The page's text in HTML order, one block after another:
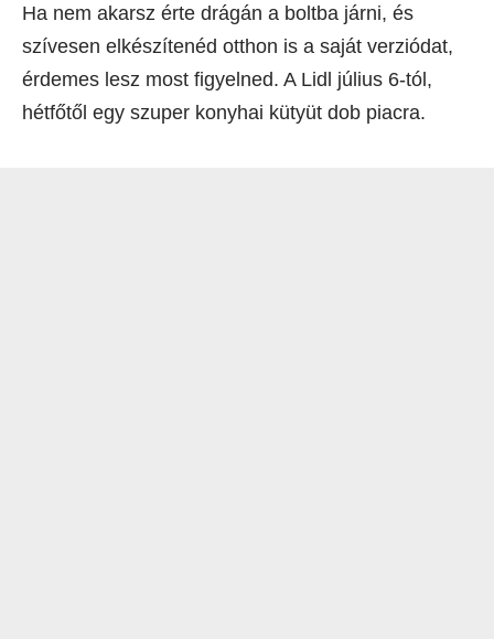
Ha nem akarsz érte drágán a boltba járni, és
szívesen elkészítenéd otthon is a saját verziódat,
érdemes lesz most figyelned. A Lidl július 6-tól,
hétfőtől egy szuper konyhai kütyüt dob piacra.